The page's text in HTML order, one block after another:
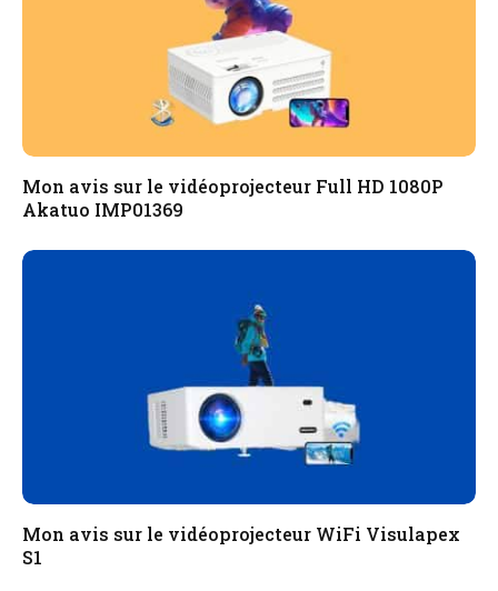
Mon avis sur le vidéoprojecteur Full HD 1080P
Akatuo ‎IMP01369
Mon avis sur le vidéoprojecteur WiFi Visulapex
S1